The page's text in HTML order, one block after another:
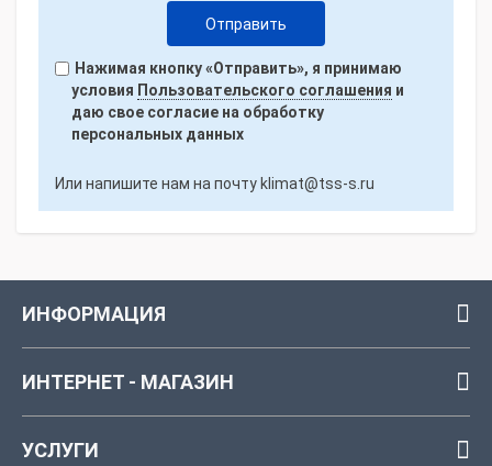
Нажимая кнопку «Отправить», я принимаю
условия Пользовательского соглашения и
даю свое согласие на обработку
персональных данных
Или напишите нам на почту klimat@tss-s.ru
ИНФОРМАЦИЯ
ИНТЕРНЕТ - МАГАЗИН
УСЛУГИ